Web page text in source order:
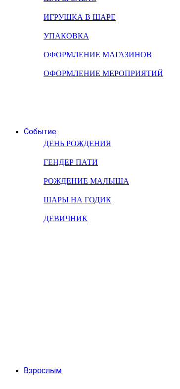
ИГРУШКА В ШАРЕ
УПАКОВКА
ОФОРМЛЕНИЕ МАГАЗИНОВ
ОФОРМЛЕНИЕ МЕРОПРИЯТИЙ
Событие
ДЕНЬ РОЖДЕНИЯ
ГЕНДЕР ПАТИ
РОЖДЕНИЕ МАЛЫША
ШАРЫ НА ГОДИК
ДЕВИЧНИК
Взрослым